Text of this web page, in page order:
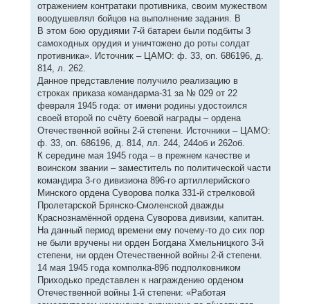
отражением контратаки противника, своим мужеством
воодушевлял бойцов на выполнение задания. В
В этом бою орудиями 7-й батареи были подбиты 3
самоходных орудия и уничтожено до роты солдат
противника». Источник – ЦАМО: ф. 33, оп. 686196, д.
814, л. 262.
Данное представление получило реализацию в
строках приказа командарма-31 за № 029 от 22
февраля 1945 года: от имени родины удостоился
своей второй по счёту боевой награды – ордена
Отечественной войны 2-й степени. Источники – ЦАМО:
ф. 33, оп. 686196, д. 814, лл. 244, 244об и 262об.
К середине мая 1945 года – в прежнем качестве и
воинском звании – заместитель по политической части
командира 3-го дивизиона 896-го артиллерийского
Минского ордена Суворова полка 331-й стрелковой
Пролетарской Брянско-Смоленской дважды
Краснознамённой ордена Суворова дивизии, капитан.
На данный период времени ему почему-то до сих пор
не были вручены ни орден Богдана Хмельницкого 3-й
степени, ни орден Отечественной войны 2-й степени.
14 мая 1945 года комполка-896 подполковником
Приходько представлен к награждению орденом
Отечественной войны 1-й степени: «Работая